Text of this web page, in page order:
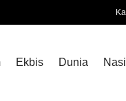
Ekbis Dunia